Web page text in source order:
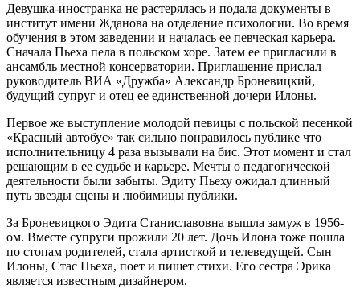
Девушка-иностранка не растерялась и подала документы в
институт имени Жданова на отделение психологии. Во время
обучения в этом заведении и началась ее певческая карьера.
Сначала Пьеха пела в польском хоре. Затем ее пригласили в
ансамбль местной консерватории. Приглашение прислал
руководитель ВИА «Дружба» Александр Броневицкий,
будущий супруг и отец ее единственной дочери Илоны.
Первое же выступление молодой певицы с польской песенкой
«Красный автобус» так сильно понравилось публике что
исполнительницу 4 раза вызывали на бис. Этот момент и стал
решающим в ее судьбе и карьере. Мечты о педагогической
деятельности были забыты. Эдиту Пьеху ожидал длинный
путь звезды сцены и любимицы публики.
За Броневицкого Эдита Станиславовна вышла замуж в 1956-
ом. Вместе супруги прожили 20 лет. Дочь Илона тоже пошла
по стопам родителей, стала артисткой и телеведущей. Сын
Илоны, Стас Пьеха, поет и пишет стихи. Его сестра Эрика
является известным дизайнером.